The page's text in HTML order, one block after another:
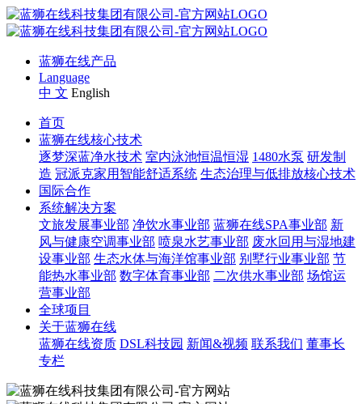
蓝狮在线产品
Language
中 文 English
首页
蓝狮在线核心技术
逐梦深蓝净水技术 室内泳池恒温恒湿 1480水泵 研发制
造 冠派克家用智能舒适系统 生态治理与低排放核心技术
国际合作
系统解决方案
文旅发展事业部 净饮水事业部 蓝狮在线SPA事业部 新
风与健康空调事业部 喷泉水艺事业部 废水回用与湿地建
设事业部 生态水体与海洋馆事业部 别墅行业事业部 节
能热水事业部 数字体育事业部 二次供水事业部 场馆运
营事业部
全球项目
关于蓝狮在线
蓝狮在线资质 DSL科技园 新闻&视频 联系我们 董事长
专栏